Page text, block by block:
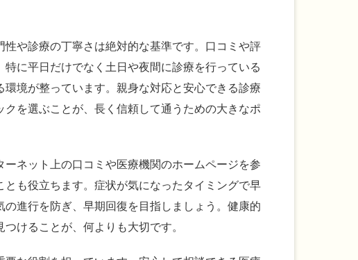
や診療の丁寧さは絶対的な基準です。口コミや評
に平日だけでなく土日や夜間に診療を行っている
境が整っています。親身な対応と安心できる診療
を選ぶことが、長く信頼して通うための大きなポ
ネット上の口コミや医療機関のホームページを参
も役立ちます。症状が気になったタイミングで早
進行を防ぎ、早期回復を目指しましょう。健康的
けることが、何よりも大切です。